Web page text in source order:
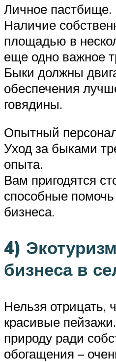
Личное пастбище.
Наличие
площадью в
еще одно важное
Быки должны
обеспечения
говядины.
Опытный
Уход за быками
опыта.
Вам пригодятся
способные помочь
бизнеса.
4)
бизнеса в
Нельзя отрицать,
красивые
природу ради
обогащения –